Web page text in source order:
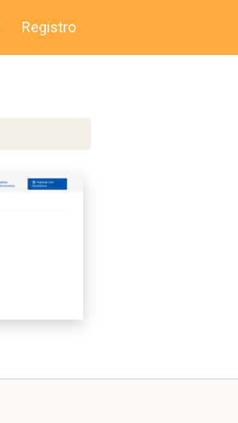
Registro